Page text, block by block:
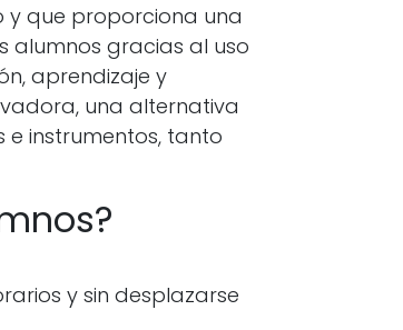
y que proporciona una
alumnos gracias al uso
aprendizaje y
una alternativa
instrumentos, tanto
y sin desplazarse